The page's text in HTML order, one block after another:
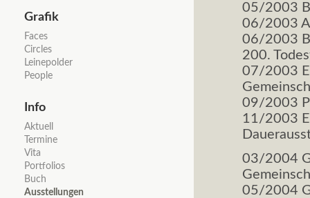
05/2003
06/2003
06/2003
200.
07/2003
09/2003
11/2003
03/2004
05/2004
Grafik
Navigation
überspringen
Faces
Circles
Leinepolder
People
Info
Navigation
überspringen
Aktuell
Termine
Vita
Portfolios
Buch
Ausstellungen